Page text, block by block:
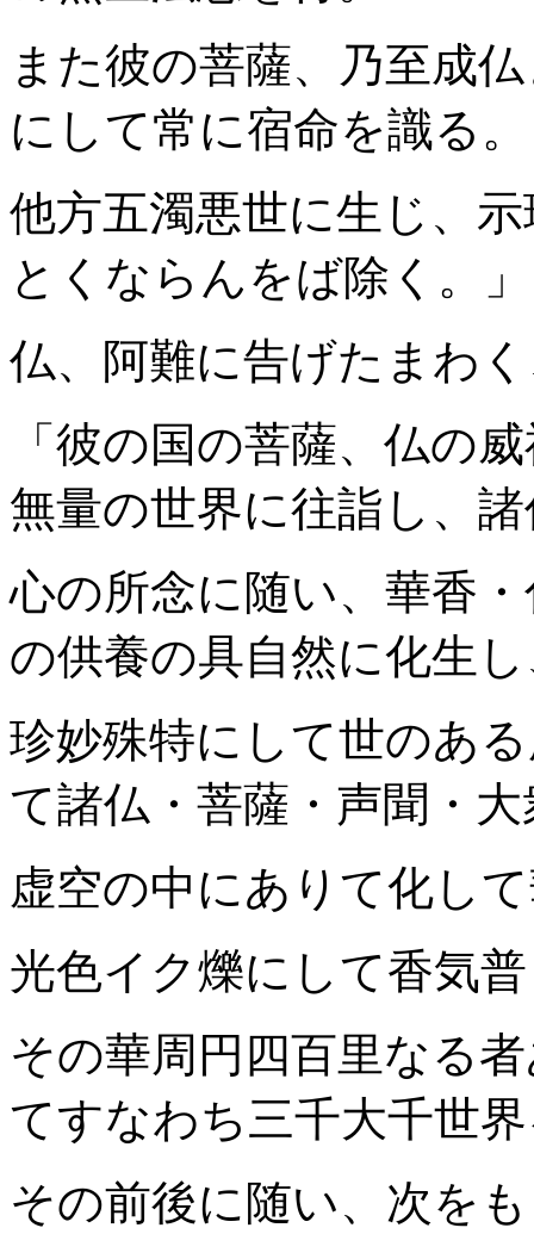
また彼の菩薩、乃至成
にして常に宿命を識る。
他方五濁悪世に生じ、
とくならんをば除く。」
仏、阿難に告げたまわ
「彼の国の菩薩、仏の
無量の世界に往詣し、
心の所念に随い、華香
の供養の具自然に化生
珍妙殊特にして世のあ
て諸仏・菩薩・声聞・
虚空の中にありて化し
光色イク爍にして香気
その華周円四百里なる
てすなわち三千大千世
その前後に随い、次を